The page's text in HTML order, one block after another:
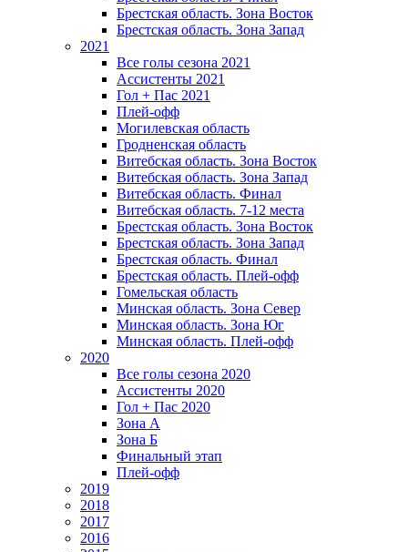
Брестская область. Зона Восток
Брестская область. Зона Запад
2021
Все голы сезона 2021
Ассистенты 2021
Гол + Пас 2021
Плей-офф
Могилевская область
Гродненская область
Витебская область. Зона Восток
Витебская область. Зона Запад
Витебская область. Финал
Витебская область. 7-12 места
Брестская область. Зона Восток
Брестская область. Зона Запад
Брестская область. Финал
Брестская область. Плей-офф
Гомельская область
Минская область. Зона Север
Минская область. Зона Юг
Минская область. Плей-офф
2020
Все голы сезона 2020
Ассистенты 2020
Гол + Пас 2020
Зона А
Зона Б
Финальный этап
Плей-офф
2019
2018
2017
2016